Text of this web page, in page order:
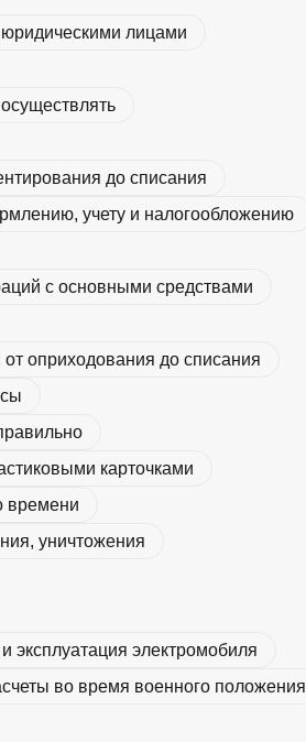
юридическими лицами
до списания
учету и налогообложению
с основными средствами
оприходования до списания
карточками
времени
уничтожения
эксплуатация электромобиля
во время военного положения